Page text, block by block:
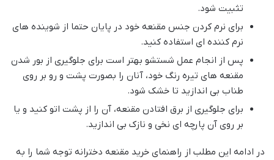
تثبیت شود.
برای نرم کردن جنس مقنعه خود در پایان حتما از شوینده های
نرم کننده ای استفاده کنید.
پس از انجام عمل شستشو بهتر است برای جلوگیری از بور شدن
مقنعه های تیره رنگ خود، آنان را بصورت پشت و رو بر روی
طناب بی اندازید تا خشک شود.
برای جلوگیری از برق افتادن مقنعه، آن را از پشت اتو کنید و یا
بر روی آن پارچه ای نخی و نازک بی اندازید.
در ادامه این مطلب از راهنمای خرید مقنعه دخترانه توجه شما را به